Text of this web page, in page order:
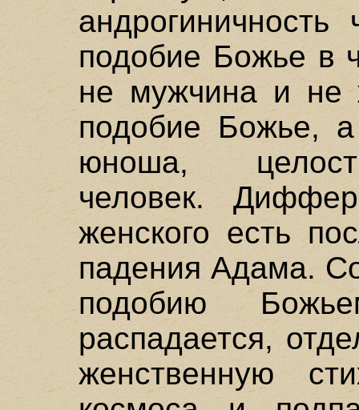
подобие Божье в
не мужчина и не
подобие Божье,
юноша,
человек.
женского есть
падения Адама.
подобию
распадается,
женственную